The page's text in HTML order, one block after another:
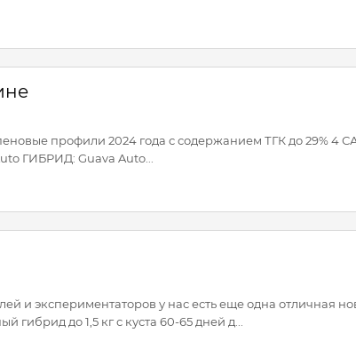
профили 2024 года с содержанием ТГК до 29% 4
ГИБРИД: Guava Auto...
и экспериментаторов у нас есть еще одна отличная
до 1,5 кг с куста 60-65 дней д...